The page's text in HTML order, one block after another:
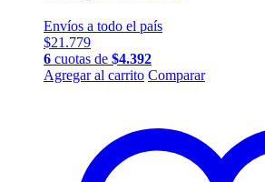
Envíos a todo el país
$21.779
6 cuotas de $4.392
Agregar al carrito Comparar